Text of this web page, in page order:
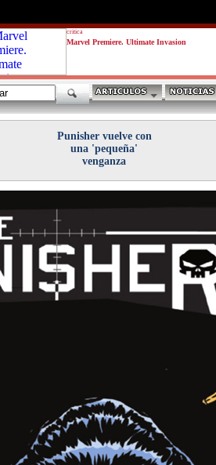
critica
Marvel Premiere. Ultimate Invasion
Punisher vuelve con
una 'pequeña'
venganza